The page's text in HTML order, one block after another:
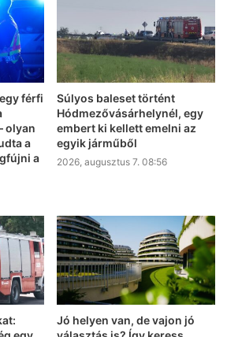
férfi
olyan
a
a
Súlyos baleset történt
Hódmezővásárhelynél, egy
embert ki kellett emelni az
egyik járműből
2026, augusztus 7. 08:56
Jó helyen van, de vajon jó